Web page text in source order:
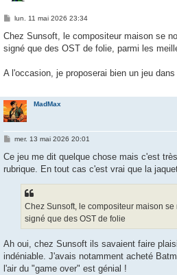
M
s
a
lun. 11 mai 2026 23:34
Chez Sunsoft, le compositeur maison se
signé que des OST de folie, parmi les
A l'occasion, je proposerai bien un jeu
MadMax
M
s
a
mer. 13 mai 2026 20:01
Ce jeu me dit quelque chose mais c'est
rubrique. En tout cas c'est vrai que la
Chez Sunsoft, le compositeur maison
signé que des OST de folie
Ah oui, chez Sunsoft ils savaient faire
indéniable. J'avais notamment acheté
l'air du "game over" est génial !